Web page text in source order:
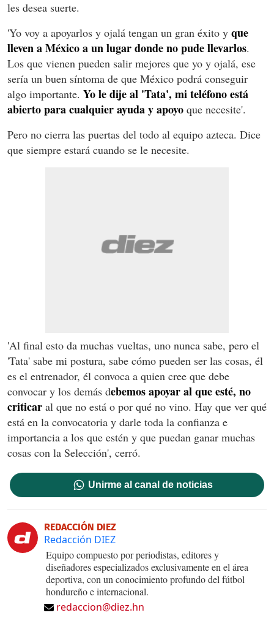
les desea suerte.
'Yo voy a apoyarlos y ojalá tengan un gran éxito y que
lleven a México a un lugar donde no pude llevarlos.
Los que vienen pueden salir mejores que yo y ojalá, ese
sería un buen síntoma de que México podrá conseguir
algo importante. Yo le dije al 'Tata', mi teléfono está
abierto para cualquier ayuda y apoyo que necesite'.
Pero no cierra las puertas del todo al equipo azteca. Dice
que siempre estará cuando se le necesite.
'Al final esto da muchas vueltas, uno nunca sabe, pero el
'Tata' sabe mi postura, sabe cómo pueden ser las cosas, él
es el entrenador, él convoca a quien cree que debe
convocar y los demás debemos apoyar al que esté, no
criticar al que no está o por qué no vino. Hay que ver qué
está en la convocatoria y darle toda la confianza e
importancia a los que estén y que puedan ganar muchas
cosas con la Selección', cerró.
Unirme al canal de noticias
REDACCIÓN DIEZ
Redacción DIEZ
Equipo compuesto por periodistas, editores y
diseñadores especializados exclusivamente en el área
deportiva, con un conocimiento profundo del fútbol
hondureño e internacional.
redaccion@diez.hn